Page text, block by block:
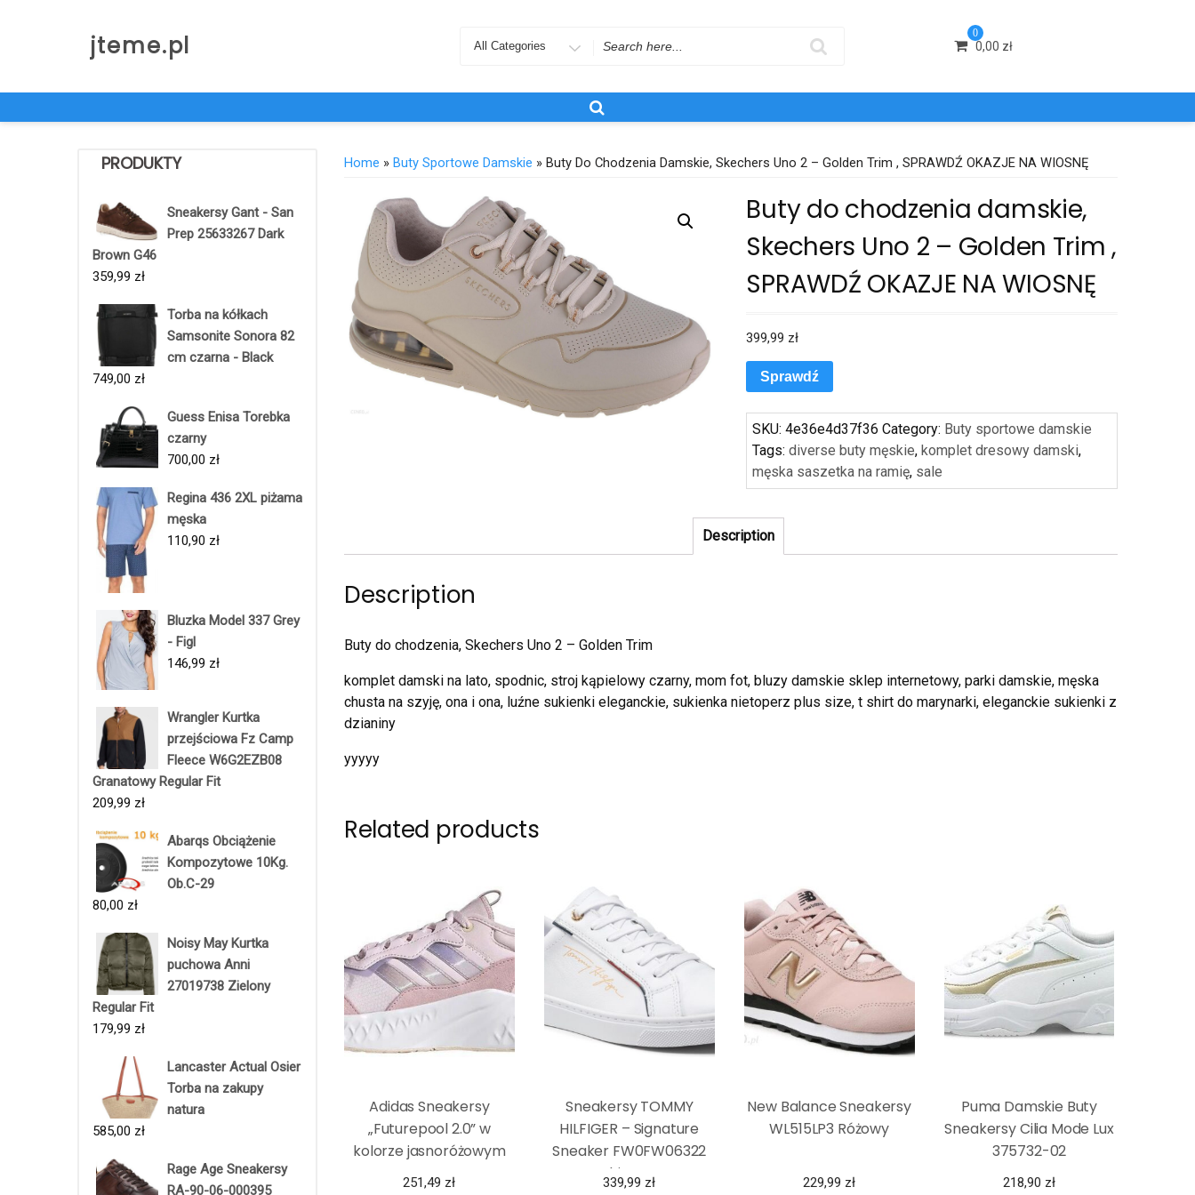
jteme.pl
Search
0
0,00 zł
PRODUKTY
Sneakersy Gant - San
Prep 25633267 Dark
Brown G46
359,99 zł
Torba na kółkach
Samsonite Sonora 82
cm czarna - Black
749,00 zł
Guess Enisa Torebka
czarny
700,00 zł
Regina 436 2XL piżama
męska
110,90 zł
Bluzka Model 337 Grey
- Figl
146,99 zł
Wrangler Kurtka
przejściowa Fz Camp
Fleece W6G2EZB08
Granatowy Regular Fit
209,99 zł
Abarqs Obciążenie
Kompozytowe 10Kg.
Ob.C-29
80,00 zł
Noisy May Kurtka
puchowa Anni
27019738 Zielony
Regular Fit
179,99 zł
Lancaster Actual Osier
Torba na zakupy
natura
585,00 zł
Rage Age Sneakersy
RA-90-06-000395
Home » Buty Sportowe Damskie » Buty Do Chodzenia Damskie, Skechers Uno 2 – Golden Trim , SPRAWDŹ OKAZJE NA WIOSNĘ
Buty do chodzenia damskie,
Skechers Uno 2 – Golden Trim ,
SPRAWDŹ OKAZJE NA WIOSNĘ
399,99 zł
Sprawdź
SKU:4e36e4d37f36 Category: Buty sportowe damskie
Tags:diverse buty męskie,komplet dresowy damski,
męska saszetka na ramię, sale
Description
Description
Buty do chodzenia, Skechers Uno 2 – Golden Trim
komplet damski na lato, spodnic, stroj kąpielowy czarny, mom fot, bluzy damskie sklep internetowy, parki damskie, męska
chusta na szyję, ona i ona, luźne sukienki eleganckie, sukienka nietoperz plus size, t shirt do marynarki, eleganckie sukienki z
dzianiny
yyyyy
Related products
Adidas Sneakersy
„Futurepool 2.0” w
kolorze jasnoróżowym
251,49 zł
Sneakersy TOMMY
HILFIGER – Signature
Sneaker FW0FW06322
White YBR
339,99 zł
New Balance Sneakersy
WL515LP3 Różowy
229,99 zł
Puma Damskie Buty
Sneakersy Cilia Mode Lux
375732-02
218,90 zł